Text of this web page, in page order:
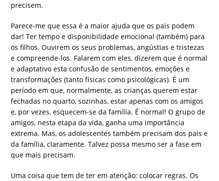
precisem.
Parece-me que essa é a maior ajuda que os pais podem
dar! Ter tempo e disponibilidade emocional (também) para
os filhos. Ouvirem os seus problemas, angústias e tristezas
e compreende-los. Falarem com eles, dizerem que é normal
e adaptativo esta confusão de sentimentos, emoções e
transformações (tanto físicas como psicológicas). É um
período em que, normalmente, as crianças querem estar
fechadas no quarto, sozinhas, estar apenas com os amigos
e, por vezes, esquecem-se da família. É normal! O grupo de
amigos, nesta etapa da vida, ganha uma importância
extrema. Mas, os adolescentes também precisam dos pais e
da família, claramente. Talvez possa mesmo ser a fase em
que mais precisam.
Uma coisa que tem de ter em atenção: colocar regras. Os